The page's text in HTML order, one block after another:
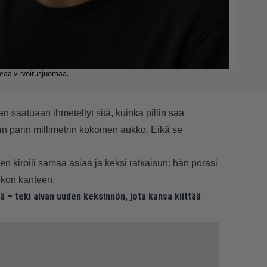
virvoitusjuomaa.
saatuaan ihmetellyt sitä, kuinka pillin saa
parin millimetrin kokoinen aukko. Eikä se
kiroili samaa asiaa ja keksi ratkaisun: hän porasi
kanteen.
– teki aivan uuden keksinnön, jota kansa kiittää